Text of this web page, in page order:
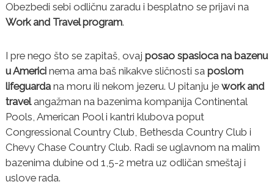
t
A
Obezbedi sebi odličnu zaradu i besplatno se prijavi na
Work and Travel program.
I pre nego što se zapitaš, ovaj posao spasioca na bazenu
u Americinema ama baš nikakve sličnosti sa poslom
lifeguardana moru ili nekom jezeru. U pitanju je work and
travelangažman na bazenima kompanija Continental
Pools, American Pool i kantri klubova poput
Congressional Country Club, Bethesda Country Club i
Chevy Chase Country Club. Radi se uglavnom na malim
bazenima dubine od 1,5-2 metra uz odličan smeštaj i
uslove rada.